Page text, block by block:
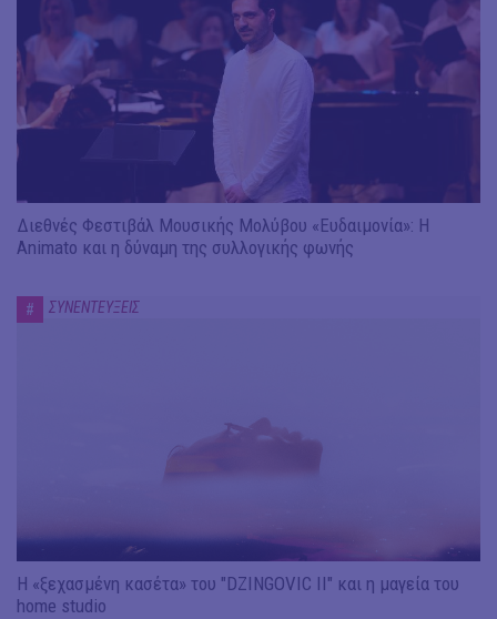
Διεθνές Φεστιβάλ Μουσικής Μολύβου «Ευδαιμονία»: Η
Animato και η δύναμη της συλλογικής φωνής
# ΣΥΝΕΝΤΕΥΞΕΙΣ
Η «ξεχασμένη κασέτα» του "DZINGOVIC II" και η μαγεία του
home studio